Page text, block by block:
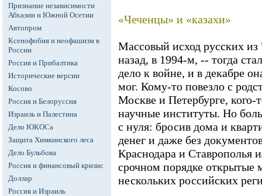
Признание независимости
Абхазии и Южной Осетии
Автопром
Ксенофобия и неофашизм в
России
Россия и Прибалтика
Исторические версии
Косово
Россия и Белоруссия
Израиль и Палестина
Дело ЮКОСа
Защита Химкинского леса
Дело Бульбова
Россия и финансовый кризис
Доллар
Россия и Израиль
«Чеченцы» и «казахи»
Массовый исход русских из
назад, в 1994-м, -- тогда
дело к войне, и в декабре
мог. Кому-то повезло с
Москве и Петербурге, кого-
научные институты. Но
с нуля: бросив дома и
денег и даже без
Краснодара и Ставрополья
срочном порядке открытые
нескольких российских